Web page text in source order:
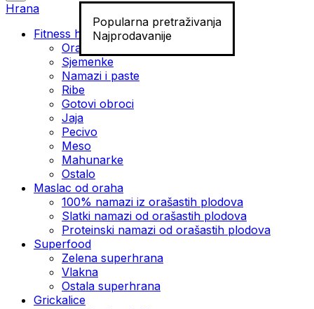
Popularna pretraživanja
Najprodavanije
Hrana
Fitness hrana
Orašasti plodovi
Sjemenke
Namazi i paste
Ribe
Gotovi obroci
Jaja
Pecivo
Meso
Mahunarke
Ostalo
Maslac od oraha
100% namazi iz orašastih plodova
Slatki namazi od orašastih plodova
Proteinski namazi od orašastih plodova
Superfood
Zelena superhrana
Vlakna
Ostala superhrana
Grickalice